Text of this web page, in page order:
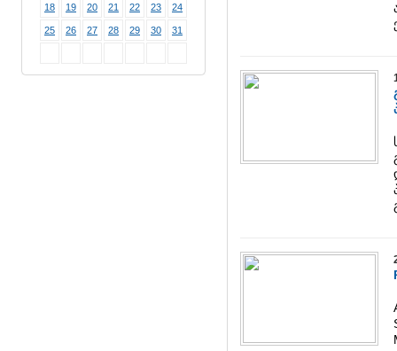
18 19 20 21 22 23 24
25 26 27 28 29 30 31